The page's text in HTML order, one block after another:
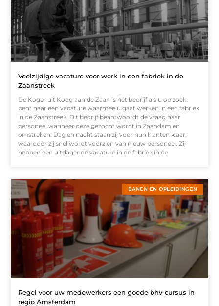
Veelzijdige vacature voor werk in een fabriek in de
Zaanstreek
De Koger uit Koog aan de Zaan is hét bedrijf als u op zoek
bent naar een vacature waarmee u gaat werken in een fabriek
in de Zaanstreek. Dit bedrijf beantwoordt de vraag naar
personeel wanneer deze gezocht wordt in Zaandam en
omstreken. Dag en nacht staan zij voor hun klanten klaar,
waardoor zij snel wordt voorzien van nieuw personeel. Zij
hebben een uitdagende vacature in de fabriek in de
BANEN EN OPLEIDINGEN
Regel voor uw medewerkers een goede bhv-cursus in
regio Amsterdam